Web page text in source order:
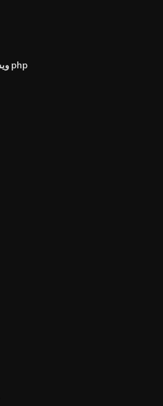
ويسترن يونيون سعر الصرف الدولار إلى php